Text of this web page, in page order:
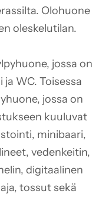
Olohuone
oleskelutilan.
jossa on
WC. Toisessa
jossa on
kuuluvat
minibaari,
vedenkeitin,
digitaalinen
tossut sekä